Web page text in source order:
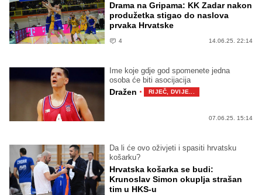
Drama na Gripama: KK Zadar nakon
produžetka stigao do naslova
prvaka Hrvatske
4 14.06.25. 22:14
Ime koje gdje god spomenete jedna
osoba će biti asocijacija
Dražen · RIJEČ, DVIJE...
07.06.25. 15:14
Da li će ovo oživjeti i spasiti hrvatsku
košarku?
Hrvatska košarka se budi:
Krunoslav Simon okuplja strašan
tim u HKS-u